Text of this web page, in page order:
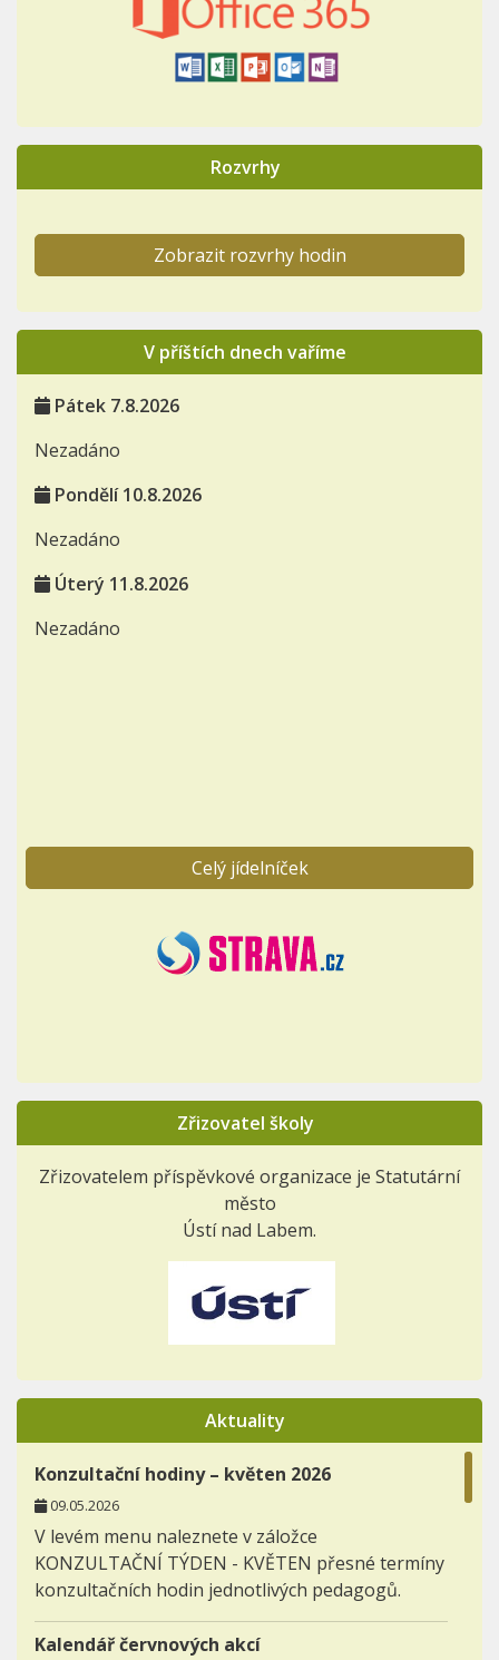
Rozvrhy
Zobrazit rozvrhy hodin
V příštích dnech vaříme
Pátek 7.8.2026
Nezadáno
Pondělí 10.8.2026
Nezadáno
Úterý 11.8.2026
Nezadáno
Celý jídelníček
Zřizovatel školy
Zřizovatelem příspěvkové organizace je Statutární
město
Ústí nad Labem.
Aktuality
Konzultační hodiny – květen 2026
09.05.2026
V levém menu naleznete v záložce
KONZULTAČNÍ TÝDEN - KVĚTEN přesné termíny
konzultačních hodin jednotlivých pedagogů.
Kalendář červnových akcí